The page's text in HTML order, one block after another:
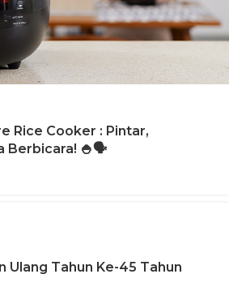
Rice Cooker : Pintar,
Berbicara! 🍚🗣️
Ulang Tahun Ke-45 Tahun